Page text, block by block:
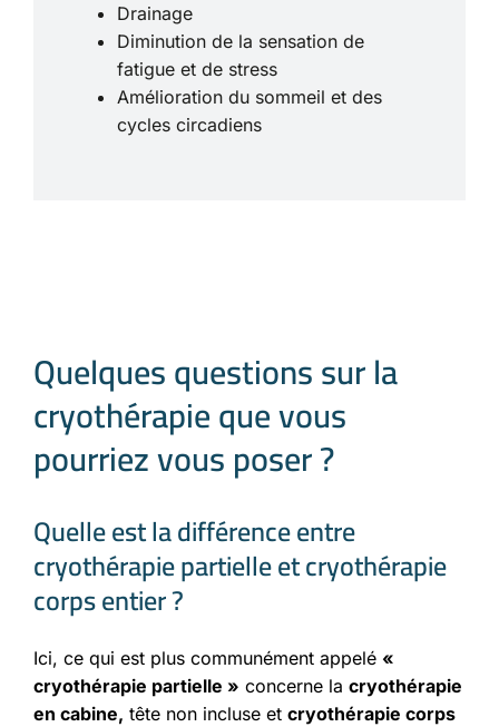
Drainage
Diminution de la sensation de
fatigue et de stress
Amélioration du sommeil et des
cycles circadiens
Quelques questions sur la
cryothérapie que vous
pourriez vous poser ?
Quelle est la différence entre
cryothérapie partielle et cryothérapie
corps entier ?
Ici, ce qui est plus communément appelé «
cryothérapie partielle » concerne la cryothérapie
en cabine, tête non incluse et cryothérapie corps